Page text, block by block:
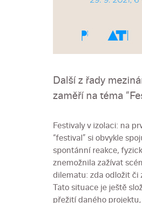
Další z řady
zaměří na téma
Festivaly v izolaci: na
“festival” si obvykle
spontánní reakce,
znemožnila zažívat
dilematu: zda odložit či
Tato situace je ještě
přežití daného